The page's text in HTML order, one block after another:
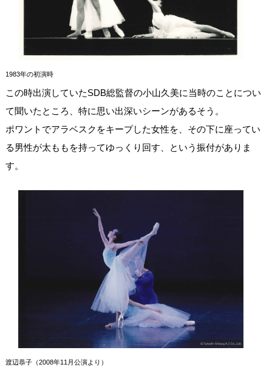
1983年の初演時
この時出演していたSDB総監督の小山久美に当時のことについ
て聞いたところ、特に思い出深いシーンがあるそう。
ポワントでアラベスクをキープした女性を、その下に座ってい
る男性が太ももを持ってゆっくり回す、という振付がありま
す。
渡辺恭子（2008年11月公演より）